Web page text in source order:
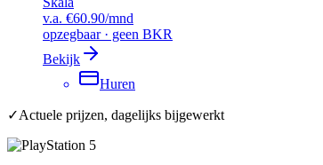
v.a. €60.90/mnd
opzegbaar · geen BKR
Bekijk
Huren
✓Actuele prijzen, dagelijks bijgewerkt